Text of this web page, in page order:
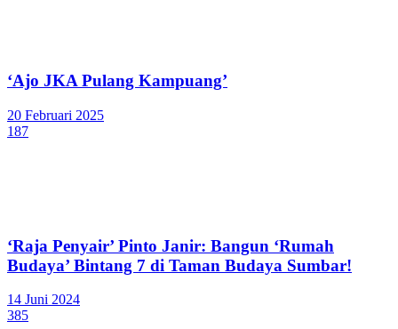
‘Ajo JKA Pulang Kampuang’
20 Februari 2025
187
‘Raja Penyair’ Pinto Janir: Bangun ‘Rumah
Budaya’ Bintang 7 di Taman Budaya Sumbar!
14 Juni 2024
385